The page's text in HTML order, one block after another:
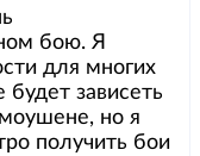
бою. Я
для многих
зависеть
но я
получить бои